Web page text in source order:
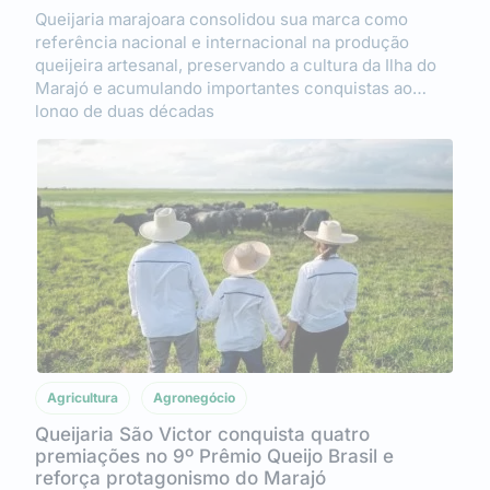
Queijaria marajoara consolidou sua marca como
referência nacional e internacional na produção
queijeira artesanal, preservando a cultura da Ilha do
Marajó e acumulando importantes conquistas ao
longo de duas décadas
Agricultura Agronegócio
Queijaria São Victor conquista quatro
premiações no 9º Prêmio Queijo Brasil e
reforça protagonismo do Marajó